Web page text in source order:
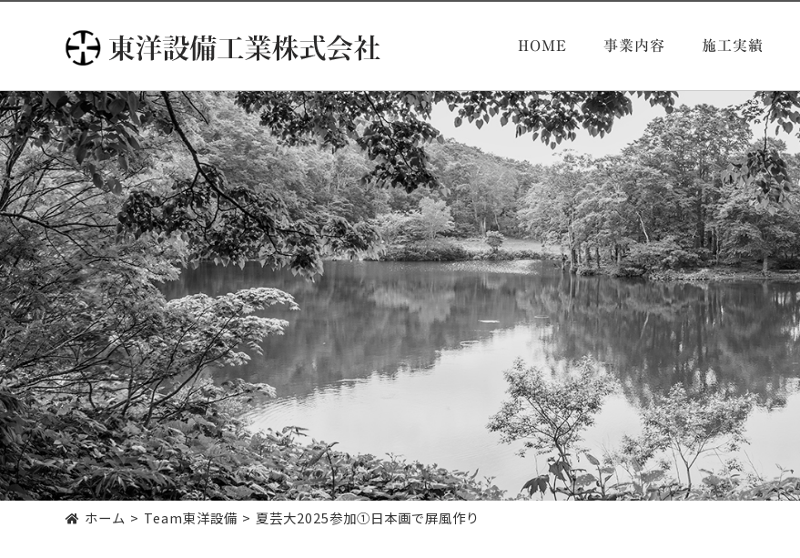
ン
ツ
へ
ス
キ
ッ
プ
HOME 事業内容 施工実績
ホーム Team東洋設備 夏芸大2025参加➀日本画で屏風作り